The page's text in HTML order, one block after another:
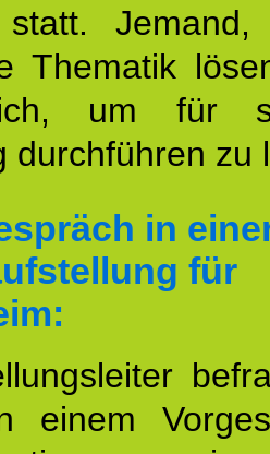
statt.
Thematik
um für
durchführen zu
in
für
einem